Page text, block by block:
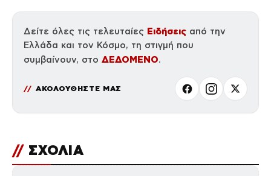
Δείτε όλες τις τελευταίες Ειδήσεις από την
Ελλάδα και τον Κόσμο, τη στιγμή που
συμβαίνουν, στο ΔΕΔΟΜΕΝΟ.
ΑΚΟΛΟΥΘΗΣΤΕ ΜΑΣ
// ΣΧΟΛΙΑ